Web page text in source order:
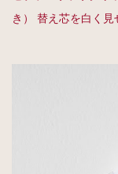
き） 替え芯を白く見